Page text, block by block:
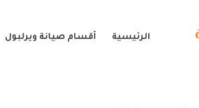
الرئيسية أقسام صيانة ويرلبول